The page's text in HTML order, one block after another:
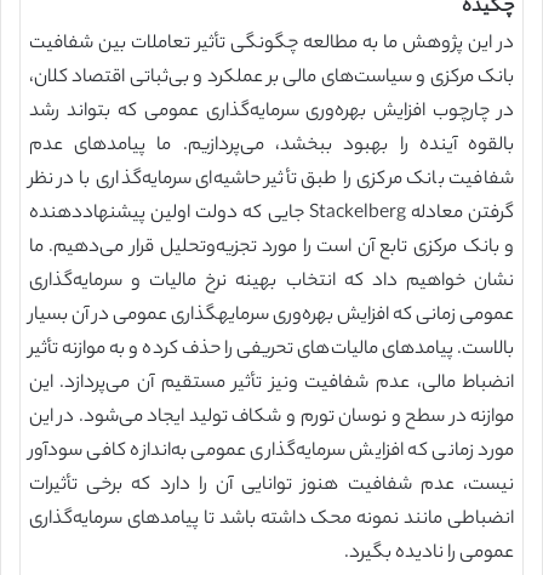
چکیده
در این پژوهش ما به مطالعه چگونگی تأثیر تعاملات بین شفافیت
بانک مرکزی و سیاست‌های مالی بر عملکرد و بی‌ثباتی اقتصاد کلان،
در چارچوب افزایش بهره‌وری سرمایه‌گذاری عمومی که بتواند رشد
بالقوه آینده را بهبود ببخشد، می‌پردازیم. ما پیامدهای عدم
شفافیت بانک مرکزی را طبق تأثیر حاشیه‌ای سرمایه‌گذاری با در نظر
گرفتن معادله Stackelberg جایی که دولت اولین پیشنهاددهنده
و بانک مرکزی تابع آن است را مورد تجزیه‌وتحلیل قرار می‌دهیم. ما
نشان خواهیم داد که انتخاب بهینه نرخ مالیات و سرمایه‌گذاری
عمومی زمانی که افزایش بهره‌وری سرمایهگذاری عمومی در آن بسیار
بالاست. پیامدهای مالیات‌های تحریفی را حذف کرده و به موازنه تأثیر
انضباط مالی، عدم شفافیت ونیز تأثیر مستقیم آن می‌پردازد. این
موازنه در سطح و نوسان تورم و شکاف تولید ایجاد می‌شود. در این
مورد زمانی که افزایش سرمایه‌گذاری عمومی به‌اندازه کافی سودآور
نیست، عدم شفافیت هنوز توانایی آن را دارد که برخی تأثیرات
انضباطی مانند نمونه محک داشته باشد تا پیامدهای سرمایه‌گذاری
عمومی را نادیده بگیرد.